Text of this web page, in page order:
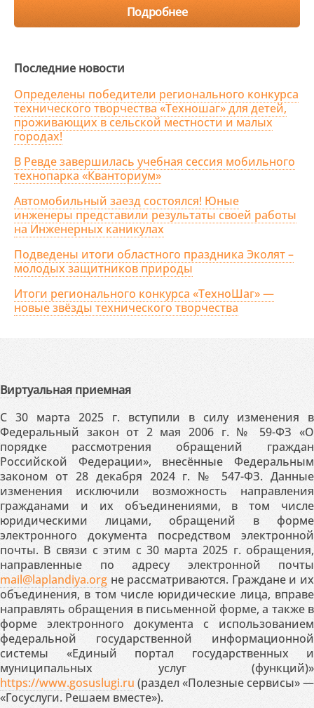
Подробнее
Последние новости
Определены победители регионального конкурса
технического творчества «Техношаг» для детей,
проживающих в сельской местности и малых
городах!
В Ревде завершилась учебная сессия мобильного
технопарка «Кванториум»
Автомобильный заезд состоялся! Юные
инженеры представили результаты своей работы
на Инженерных каникулах
Подведены итоги областного праздника Эколят –
молодых защитников природы
Итоги регионального конкурса «ТехноШаг» —
новые звёзды технического творчества
Виртуальная приемная
С 30 марта 2025 г. вступили в силу изменения в
Федеральный закон от 2 мая 2006 г. № 59-ФЗ «О
порядке рассмотрения обращений граждан
Российской Федерации», внесённые Федеральным
законом от 28 декабря 2024 г. № 547-ФЗ. Данные
изменения исключили возможность направления
гражданами и их объединениями, в том числе
юридическими лицами, обращений в форме
электронного документа посредством электронной
почты. В связи с этим с 30 марта 2025 г. обращения,
направленные по адресу электронной почты
mail@laplandiya.org не рассматриваются. Граждане и их
объединения, в том числе юридические лица, вправе
направлять обращения в письменной форме, а также в
форме электронного документа с использованием
федеральной государственной информационной
системы «Единый портал государственных и
муниципальных услуг (функций)»
https://www.gosuslugi.ru (раздел «Полезные сервисы» —
«Госуслуги. Решаем вместе»).